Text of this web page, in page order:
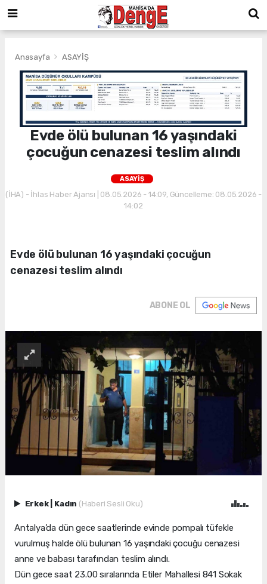
Anasayfa ASAYİŞ
Evde ölü bulunan 16 yaşındaki
çocuğun cenazesi teslim alındı
ASAYİŞ
(İHA) - İhlas Haber Ajansı | 08.05.2026 - 14:09, Güncelleme: 08.05.2026 -
14:02
Evde ölü bulunan 16 yaşındaki çocuğun
cenazesi teslim alındı
ABONE OL
Erkek Kadın (Haberi Sesli Oku)
Antalya’da dün gece saatlerinde evinde pompalı tüfekle
vurulmuş halde ölü bulunan 16 yaşındaki çocuğu cenazesi
anne ve babası tarafından teslim alındı.
Dün gece saat 23.00 sıralarında Etiler Mahallesi 841 Sokak